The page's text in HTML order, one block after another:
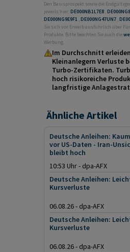
Den Basisprospekt sowie die
jeweils hier: DE000NB1L7E8 ,
DE000NG9E9F1 ,DE000NG47UN7 ,
Sie sich vor Erwerb ausführlich über
Produkte. Bitte beachten Sie auch die
Werbung.
Im Durchschnitt
Kleinanlegern Verluste
Turbo-Zertifikaten.
hoch risikoreiche
langfristige
Ähnliche Artikel
Deutsche Anleihen:
vor US-Daten - Iran-
bleibt hoch
10:53 Uhr - dpa-AFX
Deutsche Anleihen:
Kursverluste
06.08.26 - dpa-AFX
Deutsche Anleihen:
Kursverluste
06.08.26 - dpa-AFX